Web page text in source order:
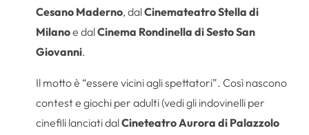
Cesano Maderno, dalCinemateatro Stella di
Milanoe dalCinema Rondinella di Sesto San
Giovanni.
Il motto è “essere vicini agli spettatori”. Così nascono
contest e giochi per adulti (vedi gli indovinelli per
cinefili lanciati dalCineteatro Aurora di Palazzolo